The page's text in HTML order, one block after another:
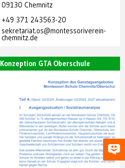
09130 Chemnitz
+49 371 243563-20
sekretariat.os@montessoriverein-
chemnitz.de
Konzeption GTA Oberschule